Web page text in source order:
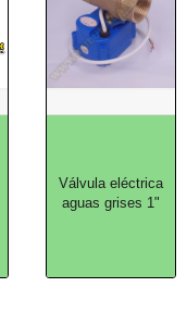
Válvula eléctrica
aguas grises 1"